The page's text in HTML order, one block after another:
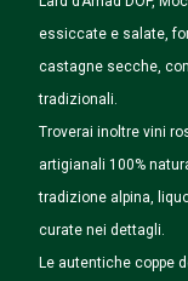
essiccate e salate,
castagne secche,
tradizionali.
Troverai inoltre vini
artigianali 100%
tradizione alpina,
curate nei dettagli.
Le autentiche coppe